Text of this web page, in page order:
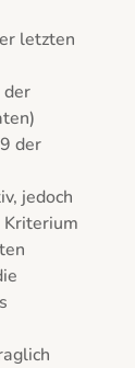
jedoch
Kriterium